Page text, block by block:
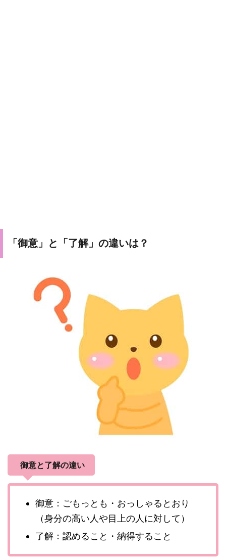
「御意」と「了解」の違いは？
御意と了解の違い
御意：ごもっとも・おっしゃるとおり
（身分の高い人や目上の人に対して）
了解：認めること・納得すること